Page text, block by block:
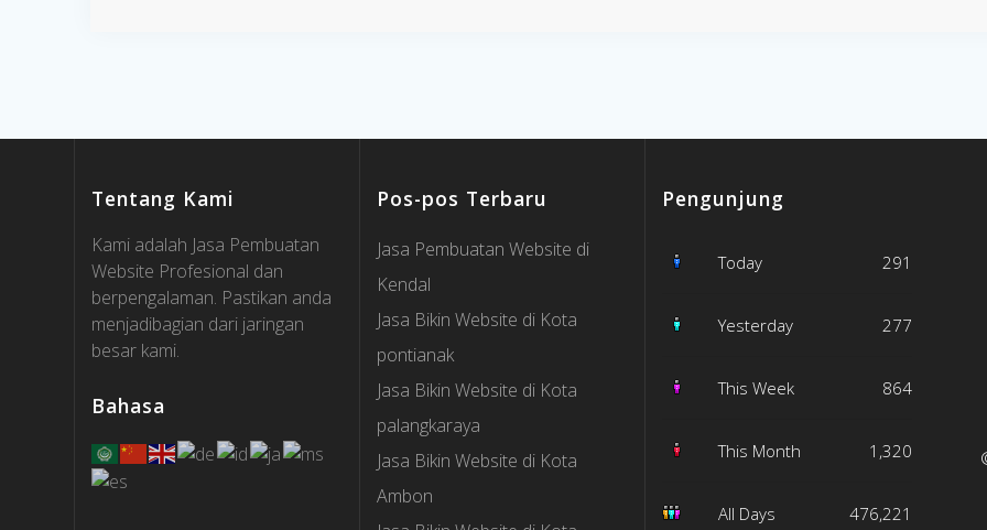
Tentang Kami
Kami adalah Jasa Pembuatan
Website Profesional dan
berpengalaman. Pastikan anda
menjadibagian dari jaringan
besar kami.
Bahasa
Pos-pos Terbaru
Jasa Pembuatan Website di
Kendal
Jasa Bikin Website di Kota
pontianak
Jasa Bikin Website di Kota
palangkaraya
Jasa Bikin Website di Kota
Ambon
Pengunjung
Today 291
Yesterday 277
This Week 864
This Month 1,320
All Days 476,221